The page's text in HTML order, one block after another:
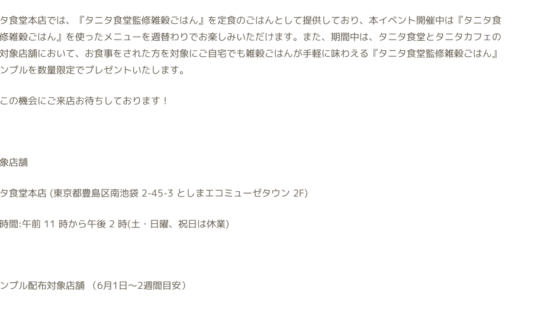
食堂本店では、『タニタ食堂監修雑穀ごはん』を定食のごはんとして提供しており、本イベント開催中は『タニタ食
雑穀ごはん』を使ったメニューを週替わりでお楽しみいただけます。また、期間中は、タニタ食堂とタニタカフェの
象店舗において、お食事をされた方を対象にご自宅でも雑穀ごはんが手軽に味わえる『タニタ食堂監修雑穀ごはん』
プルを数量限定でプレゼントいたします。
の機会にご来店お待ちしております！
店舗
食堂本店 (東京都豊島区南池袋 2-45-3 としまエコミューゼタウン 2F)
間:午前 11 時から午後 2 時(土・日曜、祝日は休業)
プル配布対象店舗 （6月1 日～2週間目安）